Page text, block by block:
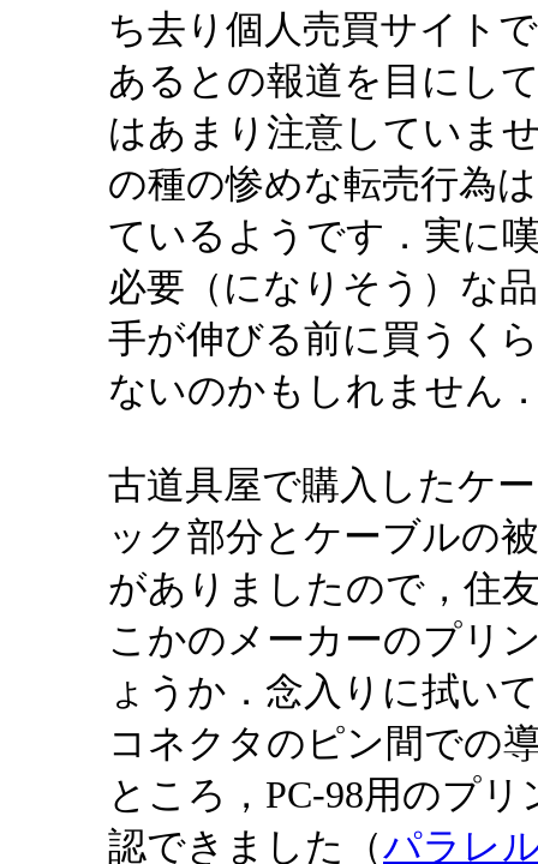
ち去り個人売買サイト
あるとの報道を目にし
はあまり注意していま
の種の惨めな転売行為
ているようです．実に
必要（になりそう）な
手が伸びる前に買うく
ないのかもしれません
古道具屋で購入したケ
ック部分とケーブルの
がありましたので，住
こかのメーカーのプリ
ょうか．念入りに拭い
コネクタのピン間での
ところ，PC-98用のプ
認できました（パラレ